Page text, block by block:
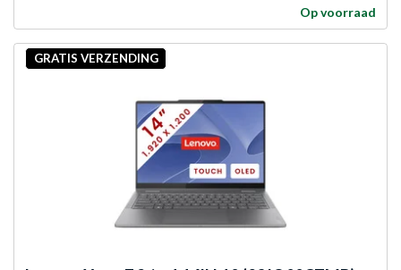
Op voorraad
GRATIS VERZENDING